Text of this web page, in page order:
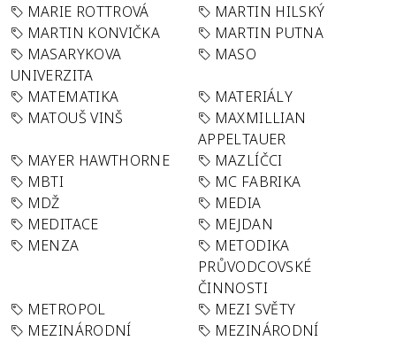
MARIE ROTTROVÁ
MARTIN HILSKÝ
MARTIN KONVIČKA
MARTIN PUTNA
MASARYKOVA
UNIVERZITA
MASO
MATEMATIKA
MATERIÁLY
MATOUŠ VINŠ
MAXMILLIAN
APPELTAUER
MAYER HAWTHORNE
MAZLÍČCI
MBTI
MC FABRIKA
MDŽ
MEDIA
MEDITACE
MEJDAN
MENZA
METODIKA
PRŮVODCOVSKÉ
ČINNOSTI
METROPOL
MEZI SVĚTY
MEZINÁRODNÍ
MEZINÁRODNÍ